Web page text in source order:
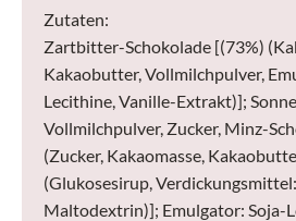
Zutaten:
Zartbitter-Schokolade [(73%)
Kakaobutter, Vollmilchpulver,
Lecithine, Vanille-Extrakt)];
Vollmilchpulver, Zucker, Minz-
(Zucker, Kakaomasse,
(Glukosesirup,
Maltodextrin)]; Emulgator: Soja-